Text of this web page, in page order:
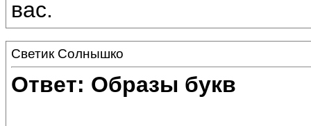
вас.
Светик Солнышко
Ответ: Образы букв